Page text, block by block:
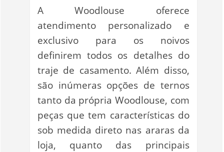
A Woodlouse oferece
atendimento personalizado e
exclusivo para os noivos
definirem todos os detalhes do
traje de casamento. Além disso,
são inúmeras opções de ternos
tanto da própria Woodlouse, com
peças que tem características do
sob medida direto nas araras da
loja, quanto das principais